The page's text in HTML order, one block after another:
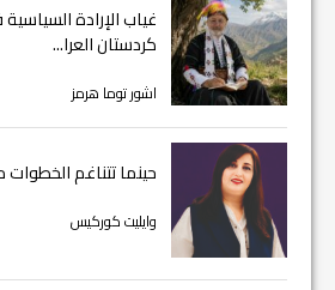
غياب الإرادة
كردستان العرا...
اشور توما هرمز
حينما تتناغم
وايليت كوركيس